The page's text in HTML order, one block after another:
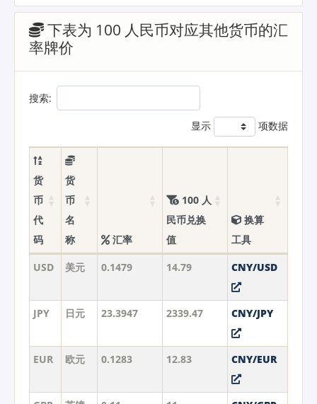
下表为 100 人民币对应其他货币的汇
率牌价
搜索:
显示 项数据
货
币
代
码
货
币
名
称
汇率
100 人
民币兑换
值
换算
工具
USD 美元 0.1479 14.79 CNY/USD
JPY 日元 23.3947 2339.47 CNY/JPY
EUR 欧元 0.1283 12.83 CNY/EUR